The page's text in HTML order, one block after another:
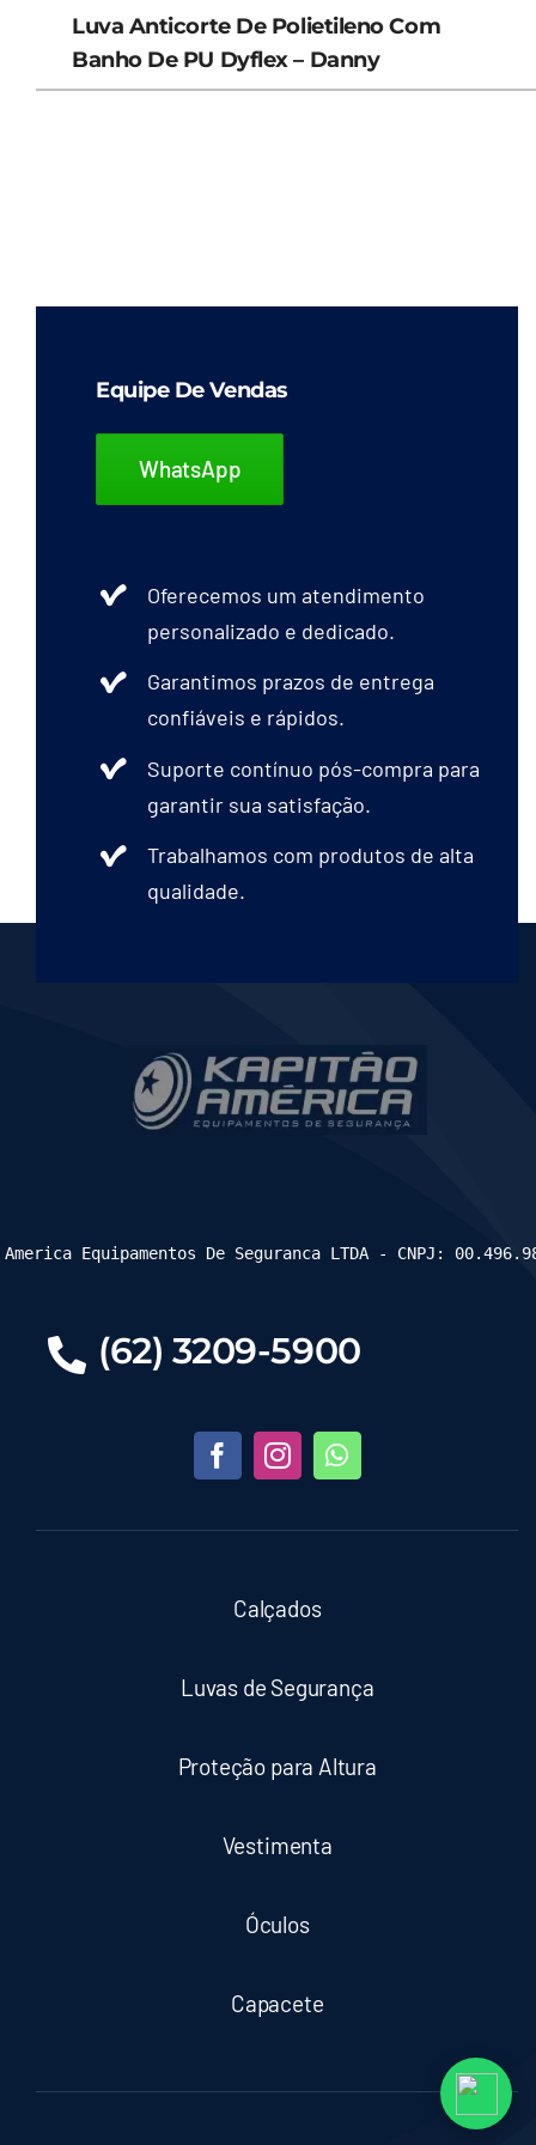
Luva Anticorte De Polietileno Com
Banho De PU Dyflex – Danny
Equipe De Vendas
WhatsApp
Oferecemos um atendimento
personalizado e dedicado.
Garantimos prazos de entrega
confiáveis e rápidos.
Suporte contínuo pós-compra para
garantir sua satisfação.
Trabalhamos com produtos de alta
qualidade.
(62) 3209-5900
Calçados
Luvas de Segurança
Proteção para Altura
Vestimenta
Óculos
Capacete
Equipamentos De Seguranca LTDA - CNPJ: